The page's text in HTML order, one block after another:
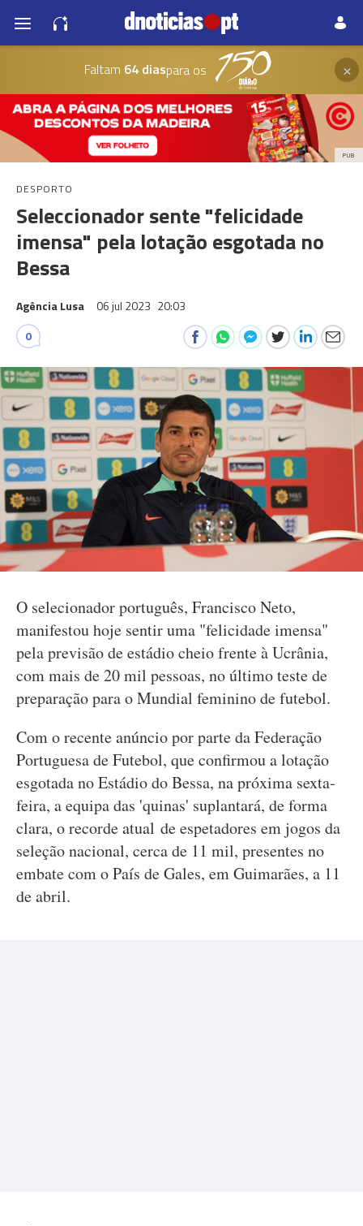
Faltam 64 diaspara os ×
PUB
DESPORTO
Seleccionador sente "felicidade
imensa" pela lotação esgotada no
Bessa
Agência Lusa 06 jul 2023 20:03
0
O selecionador português, Francisco Neto,
manifestou hoje sentir uma "felicidade imensa"
pela previsão de estádio cheio frente à Ucrânia,
com mais de 20 mil pessoas, no último teste de
preparação para o Mundial feminino de futebol.
Com o recente anúncio por parte da Federação
Portuguesa de Futebol, que confirmou a lotação
esgotada no Estádio do Bessa, na próxima sexta-
feira, a equipa das 'quinas' suplantará, de forma
clara, o recorde atual de espetadores em jogos da
seleção nacional, cerca de 11 mil, presentes no
embate com o País de Gales, em Guimarães, a 11
de abril.